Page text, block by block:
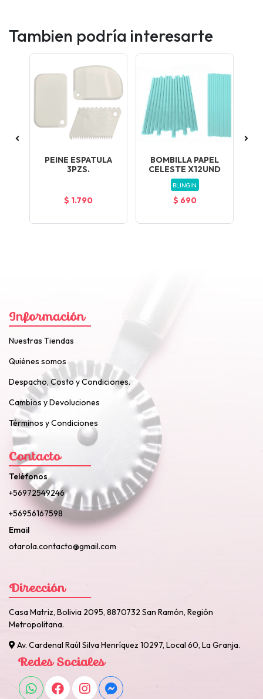
Tambien podría interesarte
PEINE ESPATULA
3PZS.
$ 1.790
BOMBILLA PAPEL
CELESTE X12UND
BLINGIN
$ 690
Información
Nuestras Tiendas
Quiénes somos
Despacho, Costo y Condiciones.
Cambios y Devoluciones
Términos y Condiciones
Contacto
Teléfonos
+56972549246
+56956167598
Email
otarola.contacto@gmail.com
Dirección
Casa Matriz, Bolivia 2095, 8870732 San Ramón, Región
Metropolitana.
Av. Cardenal Raúl Silva Henríquez 10297, Local 60, La Granja.
Redes Sociales